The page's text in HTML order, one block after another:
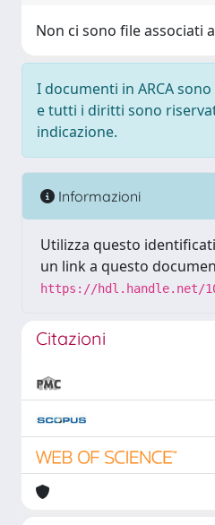
Non ci sono file associati
I documenti in ARCA
e tutti i diritti sono
indicazione.
Informazioni
Utilizza questo
un link a questo
https://hdl.handle.net/
Citazioni